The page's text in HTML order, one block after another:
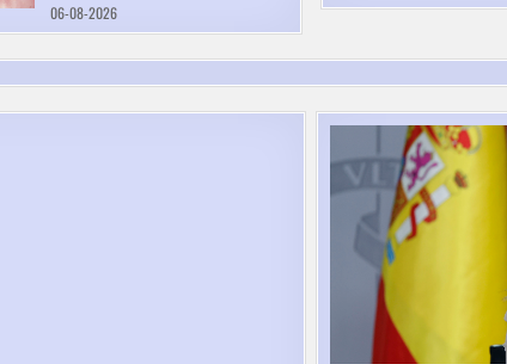
06-08-2026